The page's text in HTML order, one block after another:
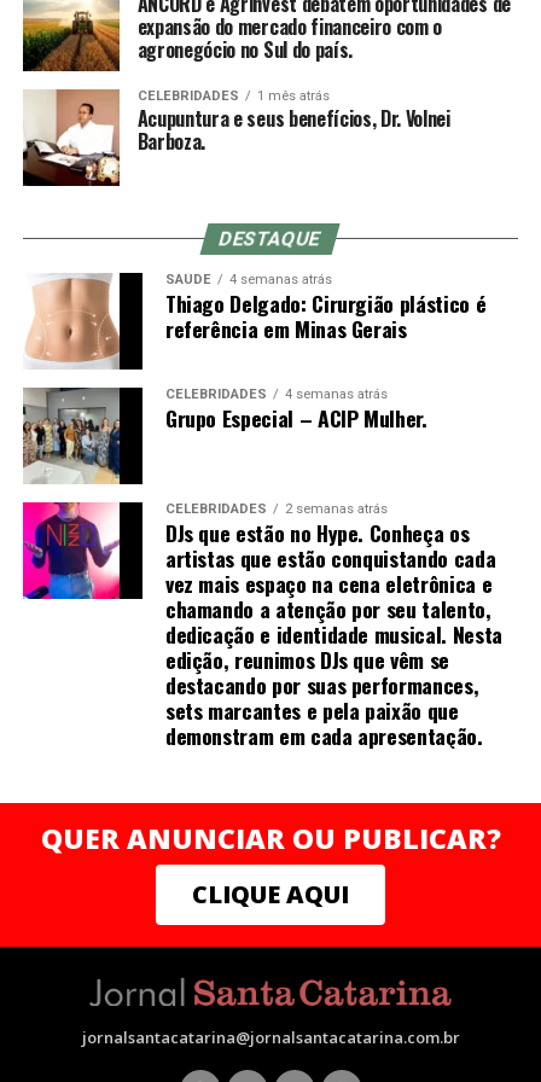
Nacional das Corretoras e Distribuidoras de Títulos e
Valores Mobiliários, Câmbio e Mercadorias) se
Indústria de Intermediação. É também reconhecida pela
qualidade de suas iniciativas educacionais e, por conta de
sua experiência, modernos processos e constantes
do mercado financeiro e de capitais como Entidade
Certificadora e Credenciadora.
Sobre a Agrinvest Commodities
A Agrinvest Commodities é referência em inteligência de
mercado e gestão de risco para o agronegócio brasileiro,
conectando produtores, indústrias e o mercado
financeiro por meio de análises, consultoria e operações
em commodities agrícolas.
muitas vezes optam por inserir a agulha em um
movimento rápido à mão livre até a profundidade
indicada, o que não é possível com o mandril (a
diferença entre o comprimento do mandril e da agulha é
o quanto se conseguirá inserir da agulha no primeiro
movimento).
De-qi (Chinês: 得气; pinyin: dé qì; “chegada de qi”) se
refere a uma alegada sensação de torpor, distensão ou
formigamento elétrico no local da agulha. Se essa
sensação não ocorre, então se justifica dizendo que o
acuponto não foi localizado corretamente, ou a agulha
não foi inserida na profundidade correta, ou houve
manipulação inadequada. Se o de-qi não é
imediatamente sentido no local de inserção da agulha,
várias técnicas de manipulação costumam ser
empregadas para promovê-la, como arrancar, sacudir e
tremer.[61]
Uma vez que o de-qi é observado, técnicas podem ser
utilizadas para “influenciar” o de-qi: por exemplo,
objetivam “tonificar” (chinês: 补; pinyin: bǔ) ou “sedar”
(chinês: 泄; pinyin: xiè) o qi.
As primeiras técnicas são usadas em padrões de
[61] O de-qi é mais importante na acupuntura chinesa,
não considerá-lo uma parte necessária do tratamento.
expansão do mercado financeiro com o
agronegócio no Sul do país.
CELEBRIDADES 1 mês atrás
Acupuntura e seus benefícios, Dr. Volnei
Barboza.
DESTAQUE
SAÚDE 4 semanas atrás
Thiago Delgado: Cirurgião plástico é
referência em Minas Gerais
CELEBRIDADES 4 semanas atrás
Grupo Especial – ACIP Mulher.
CELEBRIDADES 2 semanas atrás
DJs que estão no Hype. Conheça os
artistas que estão conquistando cada
vez mais espaço na cena eletrônica e
chamando a atenção por seu talento,
dedicação e identidade musical. Nesta
edição, reunimos DJs que vêm se
destacando por suas performances,
sets marcantes e pela paixão que
demonstram em cada apresentação.
QUER ANUNCIAR OU PUBLICAR?
CLIQUE AQUI
jornalsantacatarina@jornalsantacatarina.com.br